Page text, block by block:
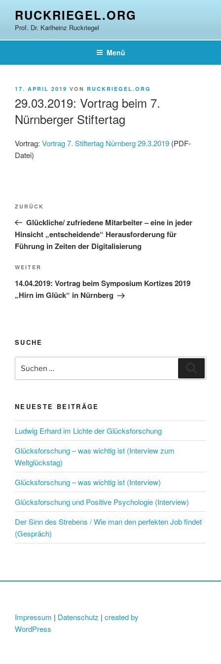
springen
RUCKRIEGEL.ORG
Prof. Dr. Karlheinz Ruckriegel
Menü
VERÖFFENTLICHT
17. APRIL 2019 VON RUCKRIEGEL.ORG
29.03.2019: Vortrag beim 7.
Nürnberger Stiftertag
Vortrag: Vortrag 7. Stiftertag Nürnberg 29.3.2019 (PDF-
Datei)
Beitragsnavigation
Vorheriger
Beitrag
ZURÜCK
Glückliche/ zufriedene Mitarbeiter – eine in jeder
Hinsicht „entscheidende“ Herausforderung für
Führung in Zeiten der Digitalisierung
Nächster
Beitrag
WEITER
14.04.2019: Vortrag beim Symposium Kortizes 2019
„Hirn im Glück“ in Nürnberg
SUCHE
nach:
NEUESTE BEITRÄGE
Ludwig Erhard im Lichte der Glücksforschung
Glücksforschung – was wichtig ist (Interview zum
Weltglückstag)
Glücksforschung – was wichtig ist (Interview)
Glücksforschung und Positive Psychologie (Interview)
Der Sinn des Strebens / Wie man den perfekten Job findet
(Gespräch)
Impressum | Datenschutz | created by
WordPress